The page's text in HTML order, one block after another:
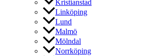
Kristianstad
Linköping
Lund
Malmö
Mölndal
Norrköping